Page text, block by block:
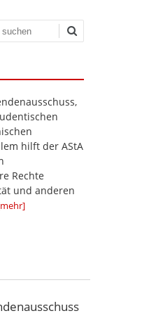
hilft der AStA
Rechte
und anderen